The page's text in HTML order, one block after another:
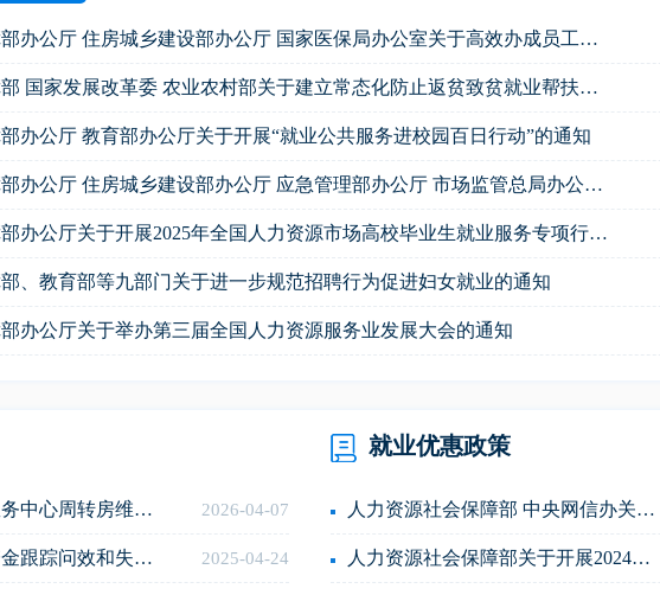
人力资源社会保障部办公厅 住房城乡建设部办公厅 国家医保局办公室关于高效办成员工录用“一件事”的实施意见
人力资源社会保障部 国家发展改革委 农业农村部关于建立常态化防止返贫致贫就业帮扶机制促进乡村全面振兴的指导意见
办公厅 教育部办公厅关于开展“就业公共服务进校园百日行动”的通知
人力资源社会保障部办公厅 住房城乡建设部办公厅 应急管理部办公厅 市场监管总局办公厅关于推进职业技能证书互通互认的通知
人力资源社会保障部办公厅关于开展2025年全国人力资源市场高校毕业生就业服务专项行动的通知
、教育部等九部门关于进一步规范招聘行为促进妇女就业的通知
办公厅关于举办第三届全国人力资源服务业发展大会的通知
西藏自治区就业服务中心周转房维修项目设计比选项目 2026-04-07
2025年稳岗返还资金跟踪问效和失业保险基金绩效考评工作项目成交公告 2025-04-24
就业优惠政策
人力资源社会保障部 中央网信办关于进一步加强人力资源市场规范管...
人力资源社会保障部关于开展2024年“源来好创业” 资源对接服务季...